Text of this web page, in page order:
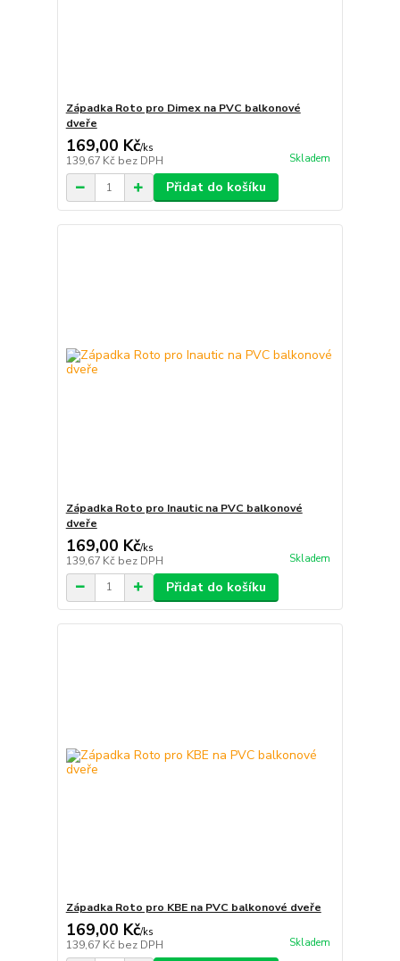
Západka Roto pro Dimex na PVC balkonové
dveře
169,00 Kč/ks
139,67 Kč bez DPH Skladem
Přidat do košíku
Západka Roto pro Inautic na PVC balkonové
dveře
169,00 Kč/ks
139,67 Kč bez DPH Skladem
Přidat do košíku
Západka Roto pro KBE na PVC balkonové dveře
169,00 Kč/ks
139,67 Kč bez DPH Skladem